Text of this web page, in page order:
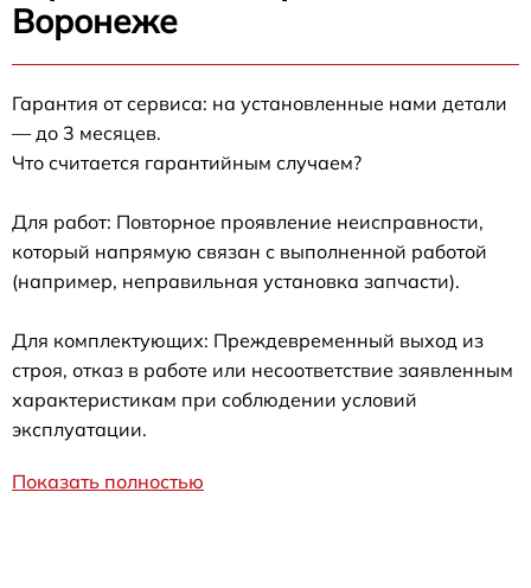
Воронеже
Гарантия от сервиса: на установленные нами детали
— до 3 месяцев.
Что считается гарантийным случаем?
Для работ: Повторное проявление неисправности,
который напрямую связан с выполненной работой
(например, неправильная установка запчасти).
Для комплектующих: Преждевременный выход из
строя, отказ в работе или несоответствие заявленным
характеристикам при соблюдении условий
эксплуатации.
Показать полностью